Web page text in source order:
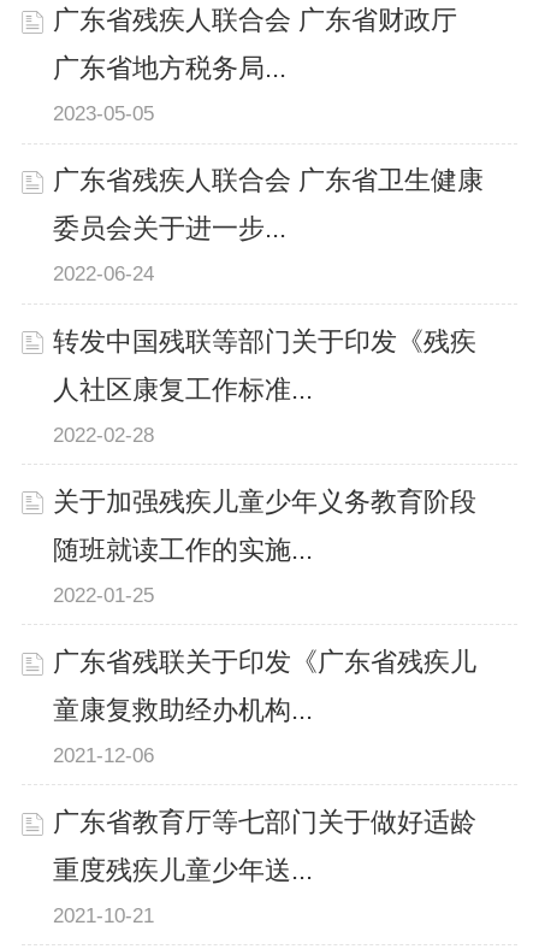
广东省残疾人联合会 广东省财政厅
广东省地方税务局...
2023-05-05
广东省残疾人联合会 广东省卫生健康
委员会关于进一步...
2022-06-24
转发中国残联等部门关于印发《残疾
人社区康复工作标准...
2022-02-28
关于加强残疾儿童少年义务教育阶段
随班就读工作的实施...
2022-01-25
广东省残联关于印发《广东省残疾儿
童康复救助经办机构...
2021-12-06
广东省教育厅等七部门关于做好适龄
重度残疾儿童少年送...
2021-10-21